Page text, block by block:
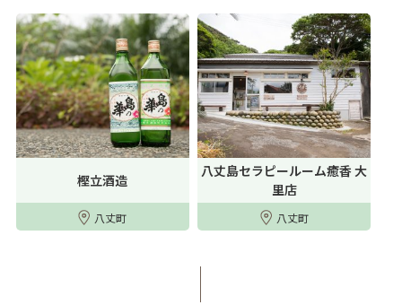
樫立酒造
八丈町
八丈島セラピールーム癒香 大
里店
八丈町